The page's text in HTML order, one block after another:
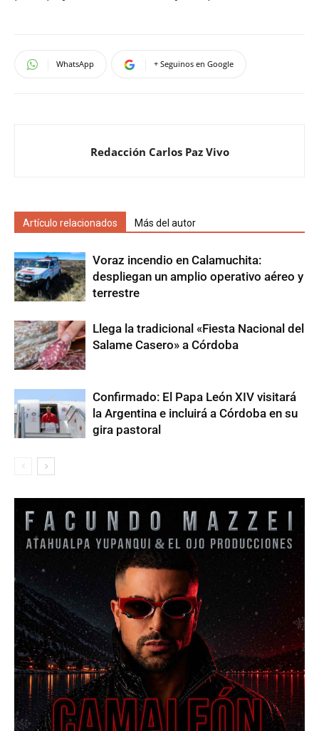
WhatsApp + Seguinos en Google
Redacción Carlos Paz Vivo
Artículo relacionados Más del autor
Voraz incendio en Calamuchita:
despliegan un amplio operativo aéreo y
terrestre
Llega la tradicional «Fiesta Nacional del
Salame Casero» a Córdoba
Confirmado: El Papa León XIV visitará
la Argentina e incluirá a Córdoba en su
gira pastoral